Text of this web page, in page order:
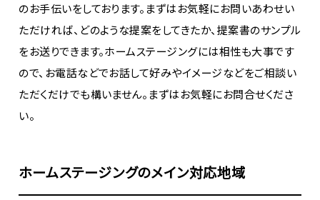
のお手伝いをしております。まずはお気軽にお問いあわせい
ただければ、どのような提案をしてきたか、提案書のサンプル
をお送りできます。ホームステージングには相性も大事です
ので、お電話などでお話して好みやイメージなどをご相談い
ただくだけでも構いません。まずはお気軽にお問合せくださ
い。
ホームステージングのメイン対応地域